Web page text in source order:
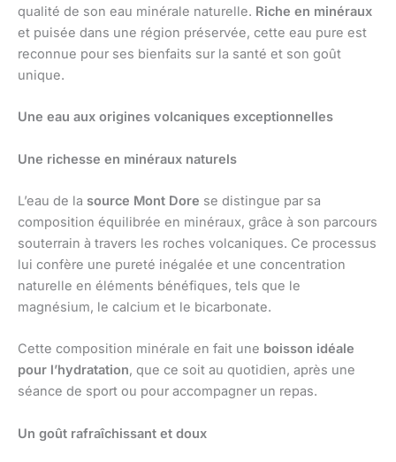
qualité de son eau minérale naturelle. Riche en minéraux
et puisée dans une région préservée, cette eau pure est
reconnue pour ses bienfaits sur la santé et son goût
unique.
Une eau aux origines volcaniques exceptionnelles
Une richesse en minéraux naturels
L’eau de la source Mont Dore se distingue par sa
composition équilibrée en minéraux, grâce à son parcours
souterrain à travers les roches volcaniques. Ce processus
lui confère une pureté inégalée et une concentration
naturelle en éléments bénéfiques, tels que le
magnésium, le calcium et le bicarbonate.
Cette composition minérale en fait une boisson idéale
pour l’hydratation, que ce soit au quotidien, après une
séance de sport ou pour accompagner un repas.
Un goût rafraîchissant et doux